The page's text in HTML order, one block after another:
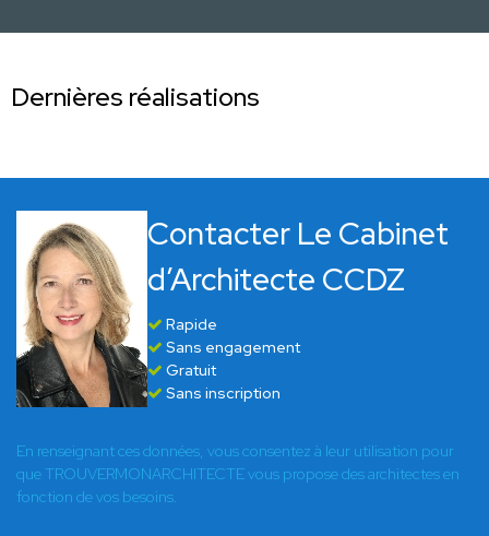
Dernières réalisations
Contacter Le Cabinet
d’Architecte CCDZ
Rapide
Sans engagement
Gratuit
Sans inscription
En renseignant ces données, vous consentez à leur utilisation pour
que TROUVERMONARCHITECTE vous propose des architectes en
fonction de vos besoins.